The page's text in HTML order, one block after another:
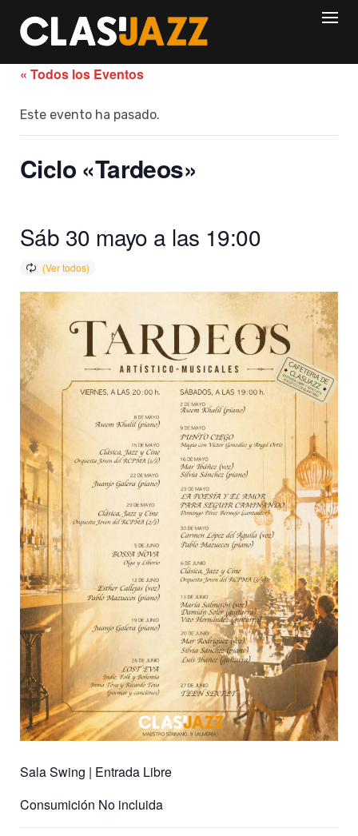
content
« Todos los Eventos
Este evento ha pasado.
Ciclo «Tardeos»
Sáb 30 mayo a las 19:00
Sala Swing | Entrada Libre
Consumición No incluida